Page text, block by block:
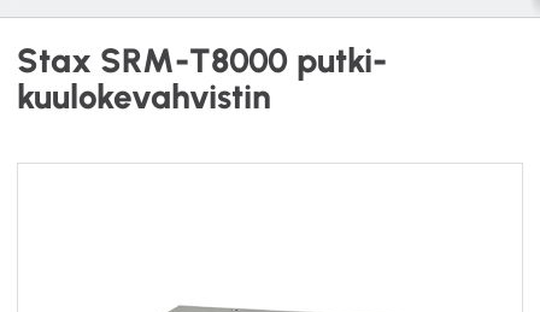
Stax SRM-T8000 putki-
kuulokevahvistin